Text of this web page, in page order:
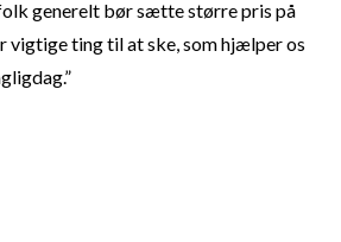
generelt bør sætte større pris på
vigtige ting til at ske, som hjælper os